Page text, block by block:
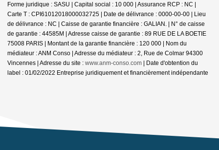
Forme juridique : SASU | Capital social : 10 000 | Assurance RCP : NC |
Carte T : CPI61012018000032725 | Date de délivrance : 0000-00-00 | Lieu
de délivrance : NC | Caisse de garantie financière : GALIAN. | N° de caisse
de garantie : 44585M | Adresse caisse de garantie : 89 RUE DE LA BOETIE
75008 PARIS | Montant de la garantie financière : 120 000 | Nom du
médiateur : ANM Conso | Adresse du médiateur : 2, Rue de Colmar 94300
Vincennes | Adresse du site : www.anm-conso.com | Date d'obtention du
label : 01/02/2022 Entreprise juridiquement et financièrement indépendante